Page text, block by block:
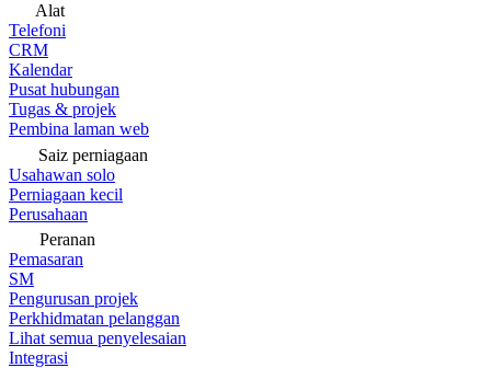
Alat
Telefoni
CRM
Kalendar
Pusat hubungan
Tugas & projek
Pembina laman web
Saiz perniagaan
Usahawan solo
Perniagaan kecil
Perusahaan
Peranan
Pemasaran
SM
Pengurusan projek
Perkhidmatan pelanggan
Lihat semua penyelesaian
Integrasi